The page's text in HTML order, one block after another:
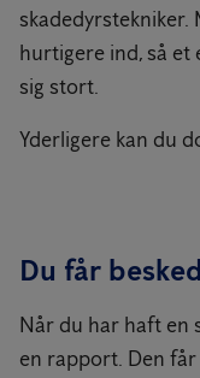
hurtigere ind, så et
sig stort.
Yderligere kan du
Du får besked
Når du har haft en
en rapport. Den